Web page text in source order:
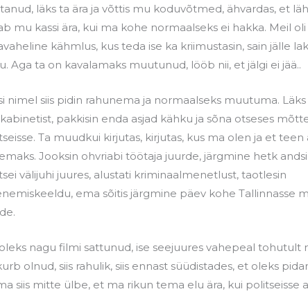
läks ta ära ja võttis mu koduvõtmed, ähvardas, et
mu kassi ära, kui ma kohe normaalseks ei hakka. Meil oli
kähmlus, kus teda ise ka kriimustasin, sain jälle
Aga ta on kavalamaks muutunud, lööb nii, et jälgi ei jää..
nimel siis pidin rahunema ja normaalseks muutuma.
pakkisin enda asjad kähku ja sõna otseses
Ta muudkui kirjutas, kirjutas, kus ma olen ja et teen
Jooksin ohvriabi töötaja juurde, järgmine hetk
välijuhi juures, alustati kriminaalmenetlust, taotlesin
ema sõitis järgmine päev kohe Tallinnasse
nagu filmi sattunud, ise seejuures vahepeal tohutult
olnud, siis rahulik, siis ennast süüdistades, et oleks
siis mitte ülbe, et ma rikun tema elu ära, kui politseisse